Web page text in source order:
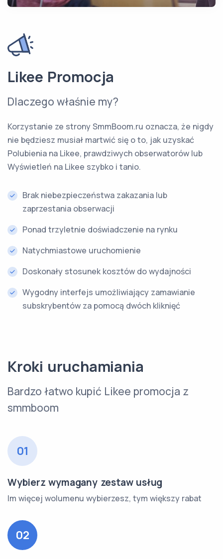
Likee Promocja
Dlaczego właśnie my?
Korzystanie ze strony SmmBoom.ru oznacza, że nigdy
nie będziesz musiał martwić się o to, jak uzyskać
Polubienia na Likee, prawdziwych obserwatorów lub
Wyświetleń na Likee szybko i tanio.
Brak niebezpieczeństwa zakazania lub
zaprzestania obserwacji
Ponad trzyletnie doświadczenie na rynku
Natychmiastowe uruchomienie
Doskonały stosunek kosztów do wydajności
Wygodny interfejs umożliwiający zamawianie
subskrybentów za pomocą dwóch kliknięć
Kroki uruchamiania
Bardzo łatwo kupić Likee promocja z
smmboom
01
Wybierz wymagany zestaw usług
Im więcej wolumenu wybierzesz, tym większy rabat
02